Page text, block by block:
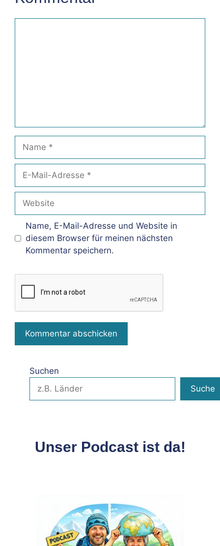
Mail-
Adresse
Name, E-Mail-Adresse und Website in
diesem Browser für meinen nächsten
Kommentar speichern.
Suchen
Suche
Unser Podcast ist da!